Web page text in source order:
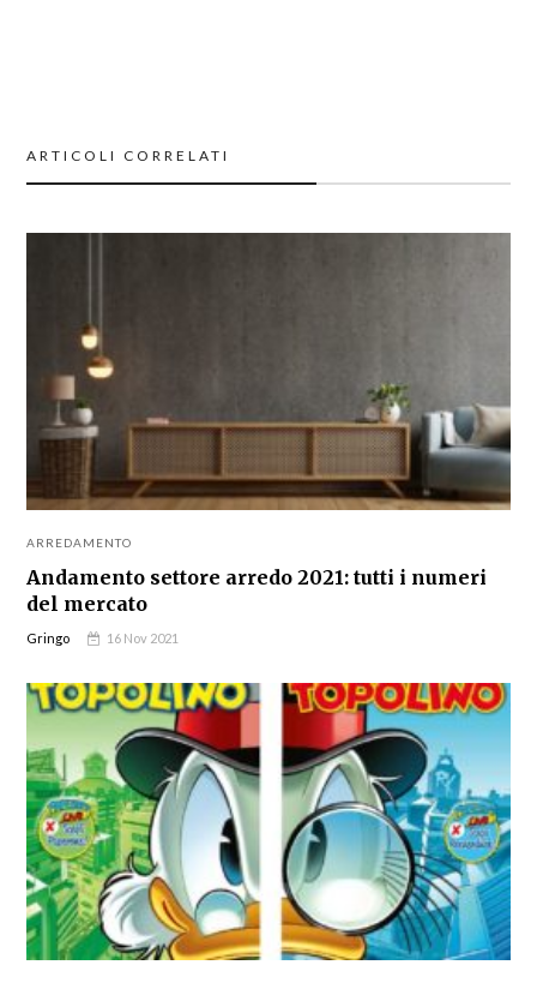
ARTICOLI CORRELATI
ARREDAMENTO
Andamento settore arredo 2021: tutti i numeri
del mercato
Gringo 16 Nov 2021